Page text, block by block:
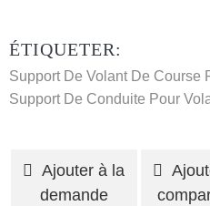
ÉTIQUETER:
Support De Volant De Course
Support De Conduite Pour
Ajouter à la
demande